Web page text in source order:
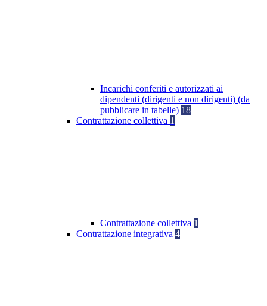
Incarichi conferiti e autorizzati ai
dipendenti (dirigenti e non dirigenti) (da
pubblicare in tabelle) 18
Contrattazione collettiva 1
Contrattazione collettiva 1
Contrattazione integrativa 4